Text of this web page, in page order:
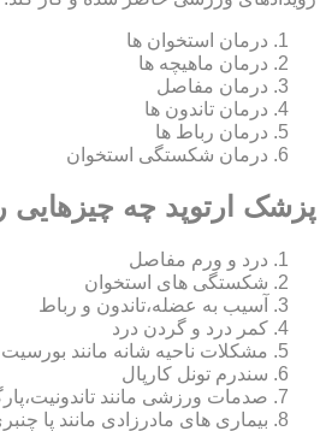
درمان استخوان ها
درمان ماهیچه ها
درمان مفاصل
درمان تاندون ها
درمان رباط ها
درمان شکستگی استخوان
پزشک ارتوپد چه چیزهایی
درد و ورم مفاصل
شکستگی های استخوان
آسیب به عضله،تاندون و رباط
کمر درد و گردن درد
مشکلات ناحیه شانه مانند بورسیت
سندرم تونل کارپال
صدمات ورزشی مانند
بیماری های مادرزادی مانند پا